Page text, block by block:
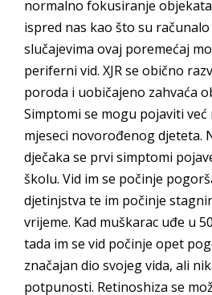
normalno fokusiranje
ispred nas kao što su
slučajevima ovaj poremećaj
periferni vid. XJR se obično
poroda i uobičajeno zahvaća
Simptomi se mogu pojaviti
mjeseci novorođenog djeteta.
dječaka se prvi simptomi
školu. Vid im se počinje
djetinjstva te im počinje
vrijeme. Kad muškarac uđe u
tada im se vid počinje opet
značajan dio svojeg vida, ali
potpunosti. Retinoshiza se